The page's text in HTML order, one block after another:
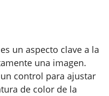
un aspecto clave a la
una imagen.
control para ajustar
de color de la